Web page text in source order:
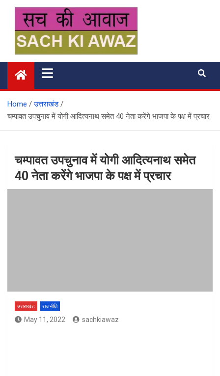
content
सच की आवाज
Home
उत्तराखंड
चम्पावत उपचुनाव में योगी आदित्यनाथ समेत 40 नेता करेंगे भाजपा के पक्ष में प्रचार
चम्पावत उपचुनाव में योगी आदित्यनाथ समेत
40 नेता करेंगे भाजपा के पक्ष में प्रचार
उत्तराखंड राजनीति
May 11, 2022 sachkiawaz